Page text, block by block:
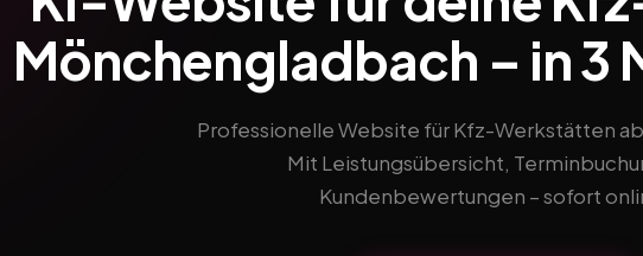
Mönchengladbach – in 3
Professionelle Website für Kfz-Werkstätten
Mit Leistungsübersicht,
Kundenbewertungen – sofort